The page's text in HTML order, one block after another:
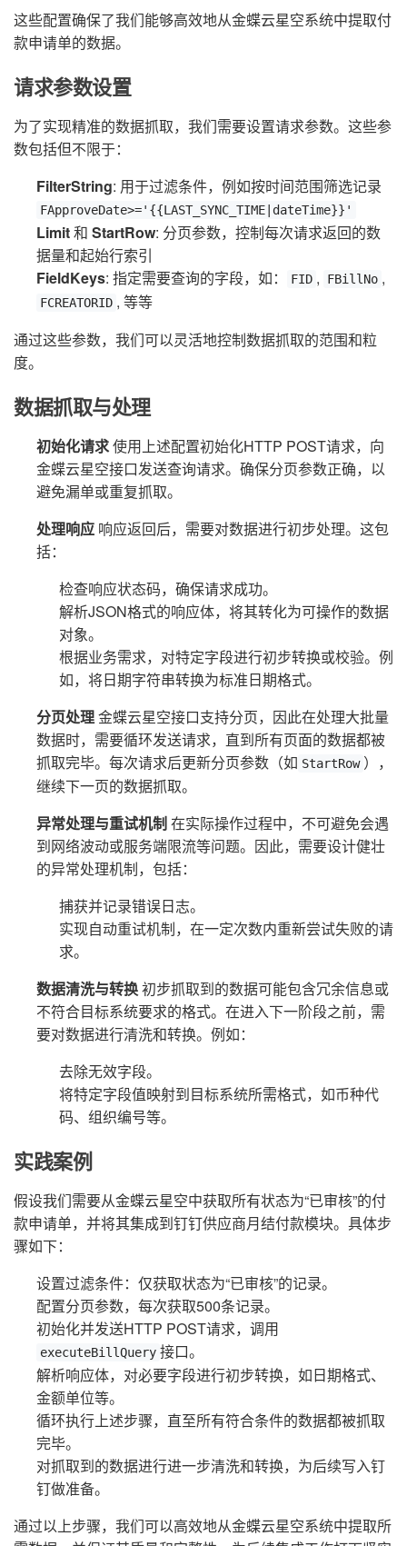
这些配置确保了我们能够高效地从金蝶云星空系统中提取付
款申请单的数据。
请求参数设置
为了实现精准的数据抓取，我们需要设置请求参数。这些参
数包括但不限于：
FilterString: 用于过滤条件，例如按时间范围筛选记录
FApproveDate>='{{LAST_SYNC_TIME|dateTime}}'
Limit和 StartRow: 分页参数，控制每次请求返回的数
据量和起始行索引
FieldKeys: 指定需要查询的字段，如： FID , FBillNo ,
FCREATORID , 等等
通过这些参数，我们可以灵活地控制数据抓取的范围和粒
度。
数据抓取与处理
初始化请求使用上述配置初始化HTTP POST请求，向
金蝶云星空接口发送查询请求。确保分页参数正确，以
避免漏单或重复抓取。
处理响应 响应返回后，需要对数据进行初步处理。这包
括：
检查响应状态码，确保请求成功。
解析JSON格式的响应体，将其转化为可操作的数据
对象。
根据业务需求，对特定字段进行初步转换或校验。例
如，将日期字符串转换为标准日期格式。
分页处理金蝶云星空接口支持分页，因此在处理大批量
数据时，需要循环发送请求，直到所有页面的数据都被
抓取完毕。每次请求后更新分页参数（如 StartRow ），
继续下一页的数据抓取。
异常处理与重试机制在实际操作过程中，不可避免会遇
到网络波动或服务端限流等问题。因此，需要设计健壮
的异常处理机制，包括：
捕获并记录错误日志。
实现自动重试机制，在一定次数内重新尝试失败的请
求。
数据清洗与转换初步抓取到的数据可能包含冗余信息或
不符合目标系统要求的格式。在进入下一阶段之前，需
要对数据进行清洗和转换。例如：
去除无效字段。
将特定字段值映射到目标系统所需格式，如币种代
码、组织编号等。
实践案例
假设我们需要从金蝶云星空中获取所有状态为“已审核”的付
款申请单，并将其集成到钉钉供应商月结付款模块。具体步
骤如下：
设置过滤条件：仅获取状态为“已审核”的记录。
配置分页参数，每次获取500条记录。
初始化并发送HTTP POST请求，调用
executeBillQuery 接口。
解析响应体，对必要字段进行初步转换，如日期格式、
金额单位等。
循环执行上述步骤，直至所有符合条件的数据都被抓取
完毕。
对抓取到的数据进行进一步清洗和转换，为后续写入钉
钉做准备。
通过以上步骤，我们可以高效地从金蝶云星空系统中提取所